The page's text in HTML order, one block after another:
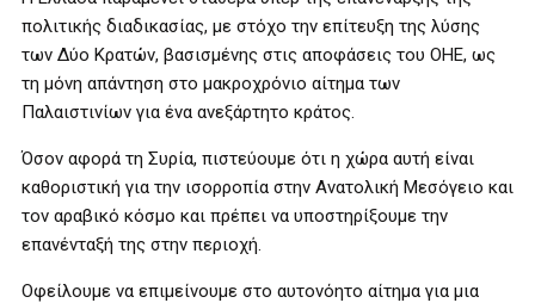
πολιτικής διαδικασίας, με στόχο την επίτευξη της λύσης
των Δύο Κρατών, βασισμένης στις αποφάσεις του ΟΗΕ, ως
τη μόνη απάντηση στο μακροχρόνιο αίτημα των
Παλαιστινίων για ένα ανεξάρτητο κράτος.
Όσον αφορά τη Συρία, πιστεύουμε ότι η χώρα αυτή είναι
καθοριστική για την ισορροπία στην Ανατολική Μεσόγειο και
τον αραβικό κόσμο και πρέπει να υποστηρίξουμε την
επανένταξή της στην περιοχή.
Οφείλουμε να επιμείνουμε στο αυτονόητο αίτημα για μια